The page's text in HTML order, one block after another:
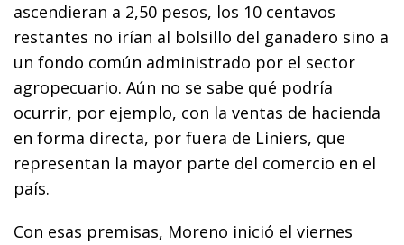
ascendieran a 2,50 pesos, los 10 centavos
restantes no irían al bolsillo del ganadero sino a
un fondo común administrado por el sector
agropecuario. Aún no se sabe qué podría
ocurrir, por ejemplo, con la ventas de hacienda
en forma directa, por fuera de Liniers, que
representan la mayor parte del comercio en el
país.
Con esas premisas, Moreno inició el viernes